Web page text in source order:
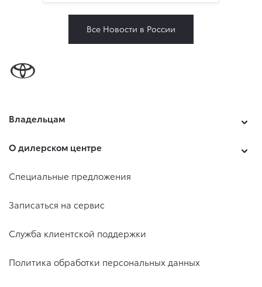
Все Новости в России
Владельцам
О дилерском центре
Специальные предложения
Записаться на сервис
Служба клиентской поддержки
Политика обработки персональных данных